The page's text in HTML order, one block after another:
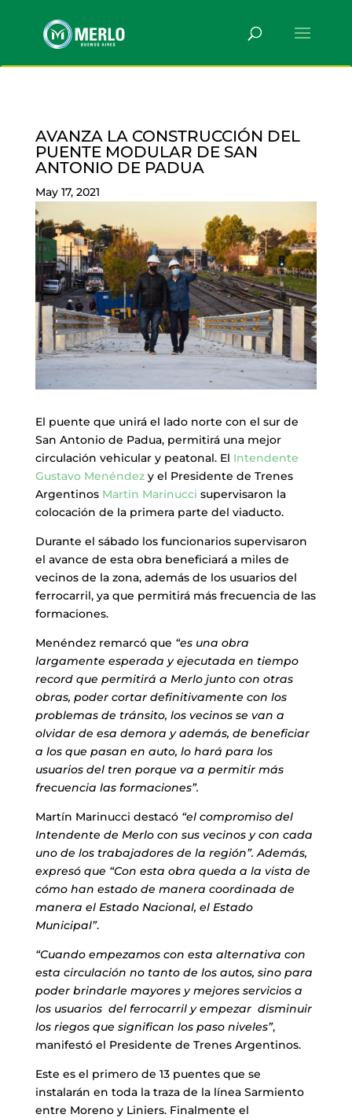
AVANZA LA CONSTRUCCIÓN DEL
PUENTE MODULAR DE SAN
ANTONIO DE PADUA
May 17, 2021
El puente que unirá el lado norte con el sur de
San Antonio de Padua, permitirá una mejor
circulación vehicular y peatonal. El Intendente
Gustavo Menéndezy el Presidente de Trenes
Argentinos Martin Marinucci supervisaron la
colocación de la primera parte del viaducto.
Durante el sábado los funcionarios supervisaron
el avance de esta obra beneficiará a miles de
vecinos de la zona, además de los usuarios del
ferrocarril, ya que permitirá más frecuencia de las
formaciones.
Menéndez remarcó que “es una obra
largamente esperada y ejecutada en tiempo
record que permitirá a Merlo junto con otras
obras, poder cortar definitivamente con los
problemas de tránsito, los vecinos se van a
olvidar de esa demora y además, de beneficiar
a los que pasan en auto, lo hará para los
usuarios del tren porque va a permitir más
frecuencia las formaciones”.
Martín Marinucci destacó“el compromiso del
Intendente de Merlo con sus vecinos y con cada
uno de los trabajadores de la región”. Además,
expresó que “Con esta obra queda a la vista de
cómo han estado de manera coordinada de
manera el Estado Nacional, el Estado
Municipal”.
“Cuando empezamos con esta alternativa con
esta circulación no tanto de los autos, sino para
poder brindarle mayores y mejores servicios a
los usuarios del ferrocarril y empezar disminuir
los riegos que significan los paso niveles”,
manifestó el Presidente de Trenes Argentinos.
Este es el primero de 13 puentes que se
instalarán en toda la traza de la línea Sarmiento
entre Moreno y Liniers. Finalmente el